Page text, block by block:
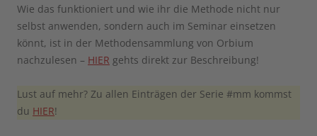
Wie das funktioniert und wie ihr die Methode nicht nur
selbst anwenden, sondern auch im Seminar einsetzen
könnt, ist in der Methodensammlung von Orbium
nachzulesen – HIER gehts direkt zur Beschreibung!
Lust auf mehr? Zu allen Einträgen der Serie #mm kommst
du HIER!